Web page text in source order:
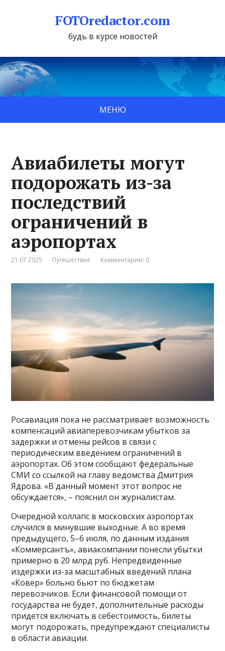
FOTOredactor.com
будь в курсе новостей
МЕНЮ
Авиабилеты могут
подорожать из-за
последствий
ограничений в
аэропортах
21.07.2025 Путешествие Комментарии: 0
Росавиация пока не рассматривает возможность
компенсаций авиаперевозчикам убытков за
задержки и отмены рейсов в связи с
периодическим введением ограничений в
аэропортах. Об этом сообщают федеральные
СМИ со ссылкой на главу ведомства Дмитрия
Ядрова. «В данный момент этот вопрос не
обсуждается», – пояснил он журналистам.
Очередной коллапс в московских аэропортах
случился в минувшие выходные. А во время
предыдущего, 5–6 июля, по данным издания
«Коммерсантъ», авиакомпании понесли убытки
примерно в 20 млрд руб. Непредвиденные
издержки из-за масштабных введений плана
«Ковер» больно бьют по бюджетам
перевозчиков. Если финансовой помощи от
государства не будет, дополнительные расходы
придется включать в себестоимость, билеты
могут подорожать, предупреждают специалисты
в области авиации.